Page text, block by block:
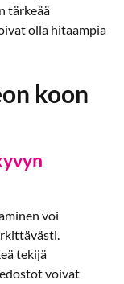
tärkeää
olla hitaampia
koon
voi
tekijä
voivat